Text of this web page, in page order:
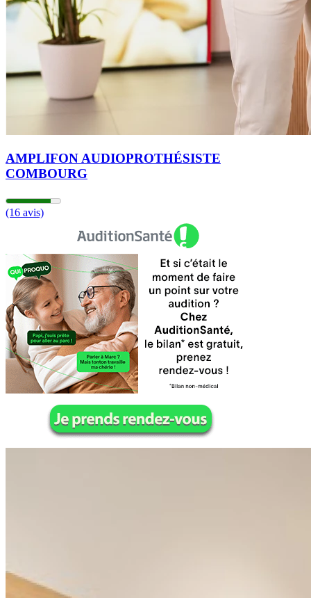
AMPLIFON AUDIOPROTHÉSISTE
COMBOURG
(16 avis)